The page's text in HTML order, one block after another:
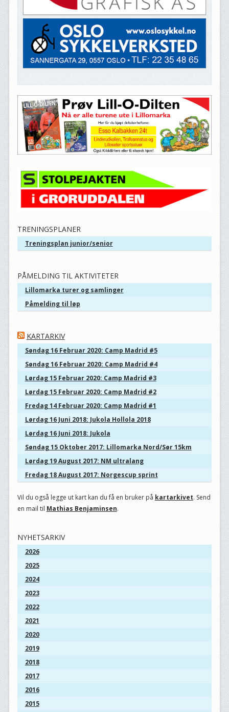
TRENINGSPLANER
Treningsplan junior/senior
PÅMELDING TIL AKTIVITETER
Lillomarka turer og samlinger
Påmelding til løp
KARTARKIV
Søndag 16 Februar 2020: Camp Madrid #5
Søndag 16 Februar 2020: Camp Madrid #4
Lørdag 15 Februar 2020: Camp Madrid #3
Lørdag 15 Februar 2020: Camp Madrid #2
Fredag 14 Februar 2020: Camp Madrid #1
Lørdag 16 Juni 2018: Jukola Hollola 2018
Lørdag 16 Juni 2018: Jukola
Søndag 15 Oktober 2017: Lillomarka Nord/Sør 15km
Lørdag 19 August 2017: NM ultralang
Fredag 18 August 2017: Norgescup sprint
Vil du også legge ut kart kan du få en bruker på kartarkivet. Send
en mail til Mathias Benjaminsen.
NYHETSARKIV
2026
2025
2024
2023
2022
2021
2020
2019
2018
2017
2016
2015